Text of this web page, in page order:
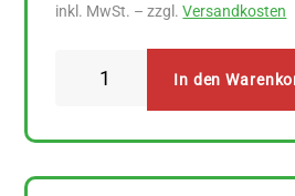
inkl. MwSt. – zzgl.Versandkosten
In den